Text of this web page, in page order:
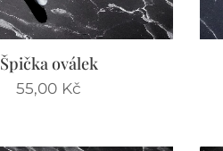
Špička oválek
55,00 Kč